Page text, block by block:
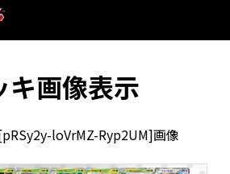
キ画像表示
loVrMZ-Ryp2UM]画像